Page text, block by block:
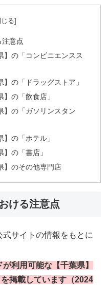
意点
】の「コンビニエンスス
の「ドラッグストア」
の「飲食店」
】の「ガソリンスタン
の「ホテル」
の「書店」
】のその他専門店
ける注意点
サイトの情報をもとに
利用可能な【千葉県】
掲載しています（2024